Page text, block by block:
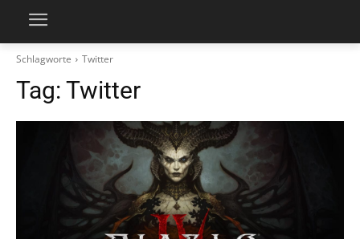
Schlagworte Twitter
Tag: Twitter